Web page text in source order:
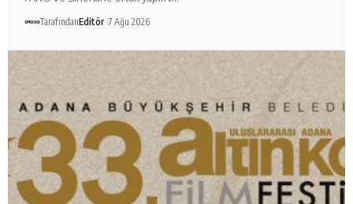
TarafındanEditör 7 Ağu 2026